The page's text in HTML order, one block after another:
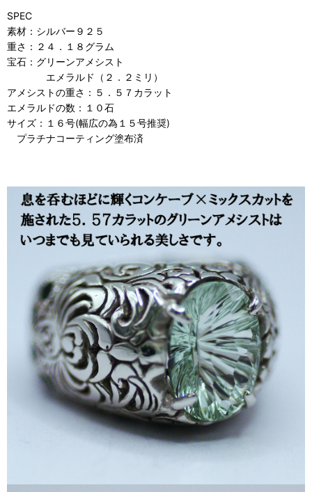
SPEC
素材：シルバー９２５
重さ：２４．１８グラム
宝石：グリーンアメシスト
エメラルド（２．２ミリ）
アメシストの重さ：５．５７カラット
エメラルドの数：１０石
サイズ：１６号(幅広の為１５号推奨)
プラチナコーティング塗布済